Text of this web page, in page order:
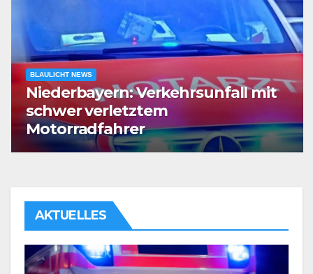
BLAULICHT NEWS
Niederbayern: Verkehrsunfall mit
schwer verletztem
Motorradfahrer
AKTUELLES